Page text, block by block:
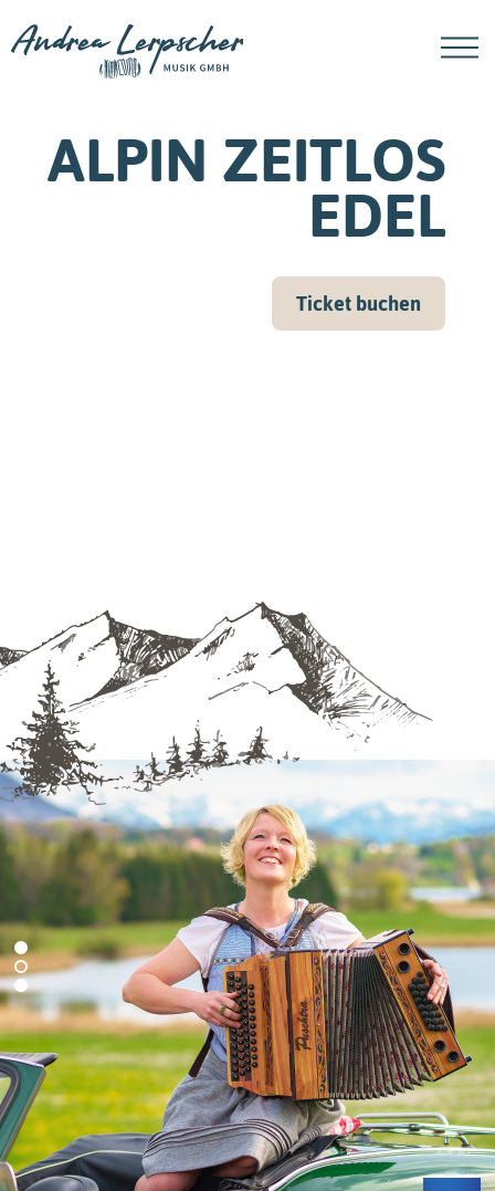
ALPIN ZEITLOS
EDEL
Ticket buchen